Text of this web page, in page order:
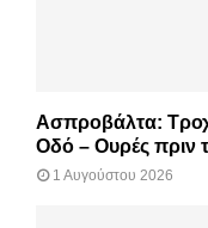
Ασπροβάλτα:
Οδό – Ουρές πριν
1 Αυγούστου 2026